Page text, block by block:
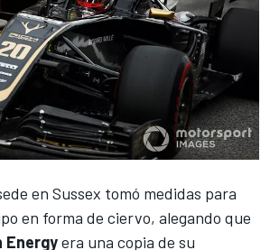
en Sussex tomó medidas para
en forma de ciervo, alegando que
Energyera una copia de su